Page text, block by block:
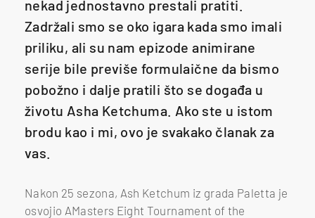
nekad jednostavno prestali pratiti.
Zadržali smo se oko igara kada smo imali
priliku, ali su nam epizode animirane
serije bile previše formulaične da bismo
pobožno i dalje pratili što se događa u
životu Asha Ketchuma. Ako ste u istom
brodu kao i mi, ovo je svakako članak za
vas.
Nakon 25 sezona, Ash Ketchum iz grada Paletta je
osvojio AMasters Eight Tournament of the